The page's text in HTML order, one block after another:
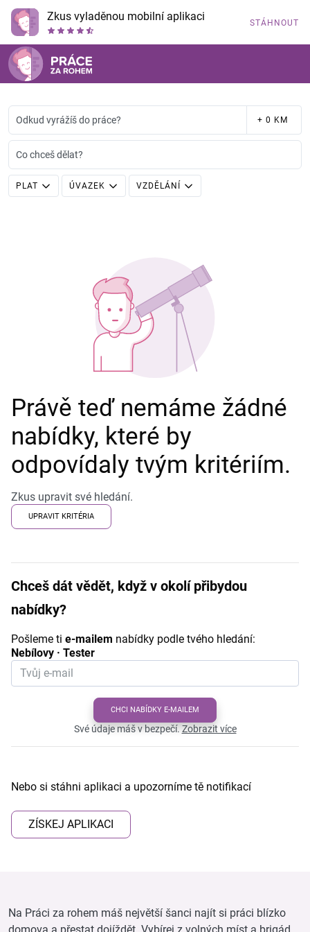
Zkus vyladěnou mobilní aplikaci STÁHNOUT
Odkud vyrážíš do práce? + 0 KM
Co chceš dělat?
PLAT ÚVAZEK VZDĚLÁNÍ
Právě teď nemáme žádné
nabídky, které by
odpovídaly tvým kritériím.
Zkus upravit své hledání.
UPRAVIT KRITÉRIA
Chceš dát vědět, když v okolí přibydou
nabídky?
Pošleme ti e-mailem nabídky podle tvého hledání:
Nebílovy · Tester
CHCI NABÍDKY E-MAILEM
Své údaje máš v bezpečí.Zobrazit více
Nebo si stáhni aplikaci a upozorníme tě notifikací
ZÍSKEJ APLIKACI
Na Práci za rohem máš největší šanci najít si práci blízko
domova a přestat dojíždět. Vybírej z volných míst a brigád